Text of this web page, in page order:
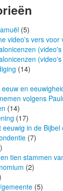
(5)
video's vers voor
(14)
en
volgens
(14)
(17)
eeuwig in de Bijbel
(7)
tien stammen
(2)
(5)